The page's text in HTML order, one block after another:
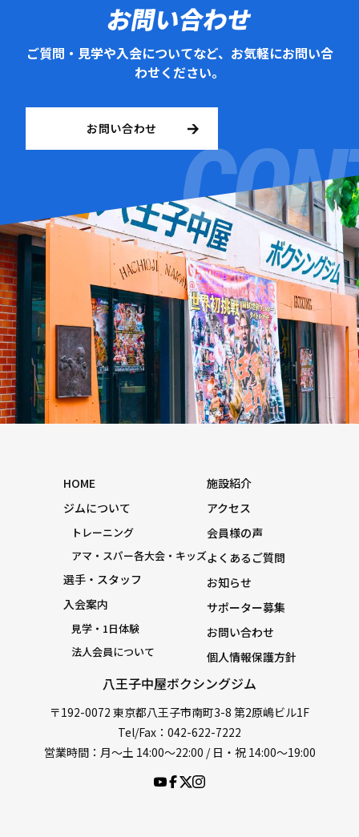
お問い合わせ
ご質問・見学や入会についてなど、お気軽にお問い合
わせください。
お問い合わせ
八王子中屋ボクシングジム
〒192-0072 東京都八王子市南町3-8 第2原嶋ビル1F
Tel/Fax：042-622-7222
営業時間：月〜土 14:00〜22:00 / 日・祝 14:00〜19:00
HOME
ジムについて
トレーニング
アマ・スパー各大会・キッズ
選手・スタッフ
入会案内
見学・1日体験
法人会員について
施設紹介
アクセス
会員様の声
よくあるご質問
お知らせ
サポーター募集
お問い合わせ
個人情報保護方針